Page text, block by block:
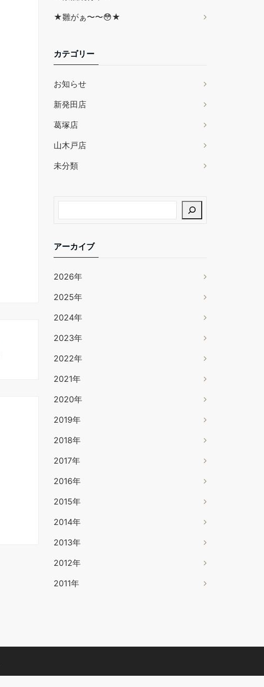
★雛がぁ〜〜😳★
カテゴリー
お知らせ
新発田店
葛塚店
山木戸店
未分類
アーカイブ
2026年
2025年
2024年
2023年
2022年
2021年
2020年
2019年
2018年
2017年
2016年
2015年
2014年
2013年
2012年
2011年